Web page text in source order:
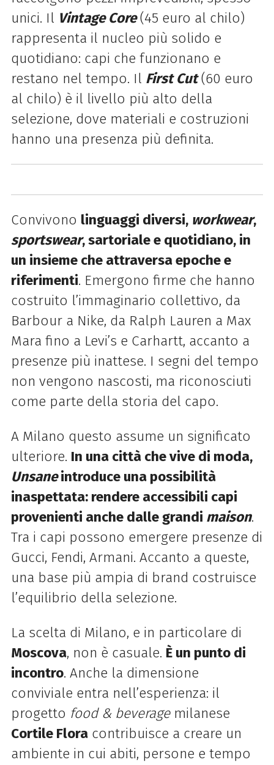
unici. Il Vintage Core(45 euro al chilo)
rappresenta il nucleo più solido e
quotidiano: capi che funzionano e
restano nel tempo. Il First Cut(60 euro
al chilo) è il livello più alto della
selezione, dove materiali e costruzioni
hanno una presenza più definita.
Convivono linguaggi diversi, workwear,
sportswear, sartoriale e quotidiano, in
un insieme che attraversa epoche e
riferimenti. Emergono firme che hanno
costruito l’immaginario collettivo, da
Barbour a Nike, da Ralph Lauren a Max
Mara fino a Levi’s e Carhartt, accanto a
presenze più inattese. I segni del tempo
non vengono nascosti, ma riconosciuti
come parte della storia del capo.
A Milano questo assume un significato
ulteriore. In una città che vive di moda,
Unsaneintroduce una possibilità
inaspettata: rendere accessibili capi
provenienti anche dalle grandi maison.
Tra i capi possono emergere presenze di
Gucci, Fendi, Armani. Accanto a queste,
una base più ampia di brand costruisce
l’equilibrio della selezione.
La scelta di Milano, e in particolare di
Moscova, non è casuale. È un punto di
incontro. Anche la dimensione
conviviale entra nell’esperienza: il
progetto food & beveragemilanese
Cortile Floracontribuisce a creare un
ambiente in cui abiti, persone e tempo